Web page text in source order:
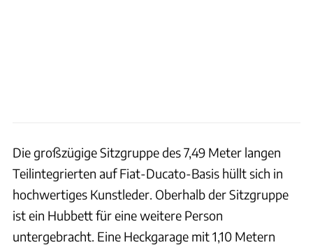
Die großzügige Sitzgruppe des 7,49 Meter langen
Teilintegrierten auf Fiat-Ducato-Basis hüllt sich in
hochwertiges Kunstleder. Oberhalb der Sitzgruppe
ist ein Hubbett für eine weitere Person
untergebracht. Eine Heckgarage mit 1,10 Metern